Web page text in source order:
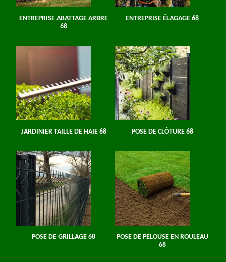
ENTREPRISE ABATTAGE ARBRE
68
ENTREPRISE ÉLAGAGE 68
JARDINIER TAILLE DE HAIE 68 POSE DE CLÔTURE 68
POSE DE GRILLAGE 68
POSE DE PELOUSE EN ROULEAU
68